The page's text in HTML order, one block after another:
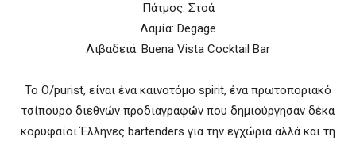
Πάτμος: Στοά
Λαμία: Degage
Λιβαδειά: Buena Vista Cocktail Bar
Το O/purist, είναι ένα καινοτόμο spirit, ένα πρωτοποριακό
τσίπουρο διεθνών προδιαγραφών που δημιούργησαν δέκα
κορυφαίοι Έλληνες bartenders για την εγχώρια αλλά και τη